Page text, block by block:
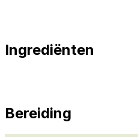
Ingrediënten
Bereiding